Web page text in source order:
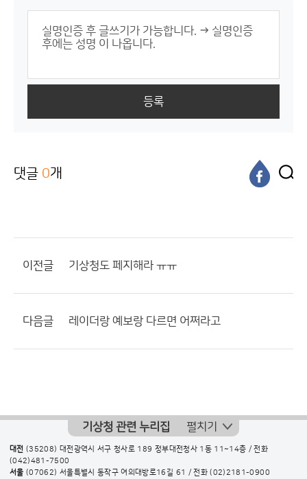
등록
댓글 0개
이전글 기상청도 페지해라 ㅠㅠ
다음글 레이더랑 예보랑 다르면 어쩌라고
기상청 관련 누리집 펼치기
대전 (35208) 대전광역시 서구 청사로 189 정부대전청사 1동 11~14층 / 전화
(042)481-7500
서울 (07062) 서울특별시 동작구 여의대방로16길 61 / 전화(02)2181-0900